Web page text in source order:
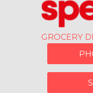
GROCERY